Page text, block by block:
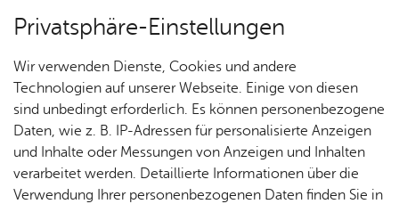
Über­sicht Bür­ger & Stadt
Ver­an­stal­tungs­tipps
Ter­min spei­chern
Ver­an­stal­tung dru­cken
Vor­le­sen
Privatsphäre-Einstellungen
Wir verwenden Dienste, Cookies und andere
Technologien auf unserer Webseite. Einige von diesen
sind unbedingt erforderlich. Es können personenbezogene
Daten, wie z. B. IP-Adressen für personalisierte Anzeigen
und Inhalte oder Messungen von Anzeigen und Inhalten
verarbeitet werden. Detaillierte Informationen über die
Verwendung Ihrer personenbezogenen Daten finden Sie in